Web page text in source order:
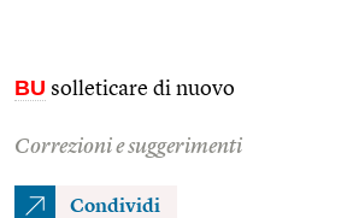
BU solleticare di nuovo
Correzioni e suggerimenti
Condividi